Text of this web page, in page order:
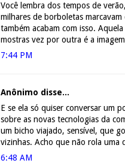
Você lembra dos tempos de
milhares de borboletas
também acabam com isso.
mostras vez por outra é a
7:44 PM
Anônimo disse...
E se ela só quiser conversar um
sobre as novas tecnologias da
um bicho viajado, sensível, que
vizinhas. Acho que não rola uma
6:48 AM